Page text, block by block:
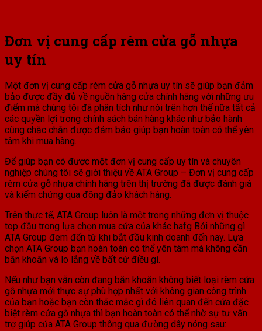
Đơn vị cung cấp rèm cửa gỗ nhựa
uy tín
Một đơn vị cung cấp rèm cửa gỗ nhựa uy tín sẽ giúp bạn đảm
bảo được đầy đủ về nguồn hàng cửa chính hãng với những ưu
điểm mà chúng tôi đã phân tích như nói trên hơn thế nữa tất cả
các quyền lợi trong chính sách bán hàng khác như bảo hành
cũng chắc chắn được đảm bảo giúp bạn hoàn toàn có thể yên
tâm khi mua hàng.
Để giúp bạn có được một đơn vị cung cấp uy tín và chuyên
nghiệp chúng tôi sẽ giới thiệu về ATA Group – Đơn vị cung cấp
rèm cửa gỗ nhựa chính hãng trên thị trường đã được đánh giá
và kiểm chứng qua đông đảo khách hàng.
Trên thực tế, ATA Group luôn là một trong những đơn vị thuộc
top đầu trong lựa chọn mua cửa của khác hafg Bởi những gì
ATA Group đem đến từ khi bắt đầu kinh doanh đến nay. Lựa
chọn ATA Group bạn hoàn toàn có thể yên tâm mà không cần
băn khoăn và lo lắng về bất cứ điều gì.
Nếu như bạn vẫn còn đang băn khoăn không biết loại rèm cửa
gỗ nhựa mới thực sự phù hợp nhất với không gian công trình
của bạn hoặc bạn còn thắc mắc gì đó liên quan đến cửa đặc
biệt rèm cửa gỗ nhựa thì bạn hoàn toàn có thể nhờ sự tư vấn
trợ giúp của ATA Group thông qua đường dây nóng sau: